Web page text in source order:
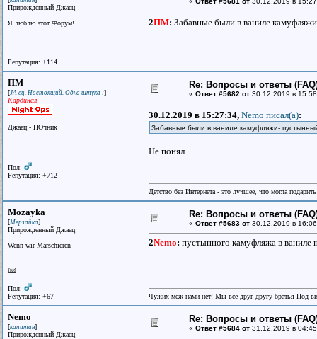
Прирожденный Джаец
Я люблю этот Форум!
Репутация: +114
2ПМ: Забавные были в ваниле
ПМ
[JA'ец. Настоящий. Одна штука :]
Кардинал
Джаец - НОчник
Пол:
Репутация: +712
Re: Вопросы и ответы
« Ответ #5682 от 30.12.2019 в
30.12.2019 в 15:27:34, Nemo писал(a):
Забавные были в ваниле камуфляжи-
Не понял.
Детство без Интернета - это лучшее, что могла
Mozayka
[Мерзайка]
Прирожденный Джаец
Wenn wir Marschieren
Пол:
Репутация: +67
Re: Вопросы и ответы
« Ответ #5683 от 30.12.2019 в
2Nemo: пустынного камуфляжа в ваниле
Чужих меж нами нет! Мы все друг другу братья Под
Nemo
[капитан]
Прирожденный Джаец
Re: Вопросы и ответы
« Ответ #5684 от 31.12.2019 в